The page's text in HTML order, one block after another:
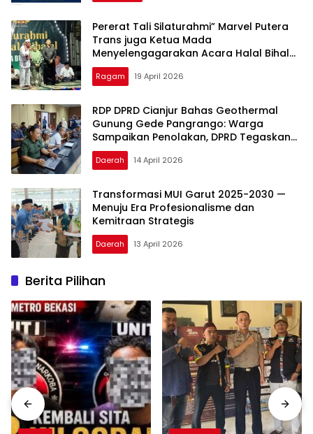
Pererat Tali Silaturahmi” Marvel Putera
Trans juga Ketua Mada
Menyelengagarakan Acara Halal Bihalal
Bersama Warga Burangkeng Dan tokoh
Ragam 19 April 2026
RDP DPRD Cianjur Bahas Geothermal
Gunung Gede Pangrango: Warga
Sampaikan Penolakan, DPRD Tegaskan
Kewenangan Ada di Pemerintah Pusat
Daerah 14 April 2026
Transformasi MUI Garut 2025-2030 —
Menuju Era Profesionalisme dan
Kemitraan Strategis
Daerah 13 April 2026
Berita Pilihan